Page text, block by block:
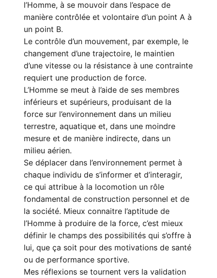
l’Homme, à se mouvoir dans l’espace de
manière contrôlée et volontaire d’un point A à
un point B.
Le contrôle d’un mouvement, par exemple, le
changement d’une trajectoire, le maintien
d’une vitesse ou la résistance à une contrainte
requiert une production de force.
L’Homme se meut à l’aide de ses membres
inférieurs et supérieurs, produisant de la
force sur l’environnement dans un milieu
terrestre, aquatique et, dans une moindre
mesure et de manière indirecte, dans un
milieu aérien.
Se déplacer dans l’environnement permet à
chaque individu de s’informer et d’interagir,
ce qui attribue à la locomotion un rôle
fondamental de construction personnel et de
la société. Mieux connaitre l’aptitude de
l’Homme à produire de la force, c’est mieux
définir le champs des possibilités qui s’offre à
lui, que ça soit pour des motivations de santé
ou de performance sportive.
Mes réflexions se tournent vers la validation